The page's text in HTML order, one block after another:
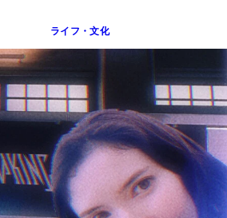
ライフ・文化